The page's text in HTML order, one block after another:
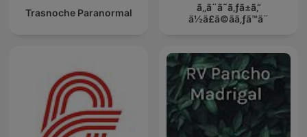
Trasnoche Paranormal
ã‚‚ã¨ã˜ã‚ƒã±ã‚“
ã½ã£ã©ãã‚ƒã™ã¨